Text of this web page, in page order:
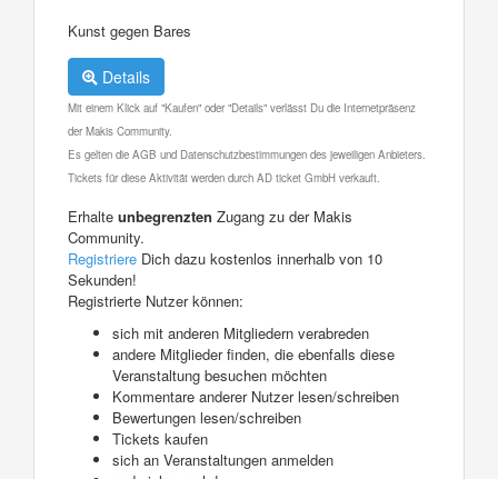
Kunst gegen Bares
Details
Mit einem Klick auf "Kaufen" oder "Details" verlässt Du die Internetpräsenz
der Makis Community.
Es gelten die AGB und Datenschutzbestimmungen des jeweiligen Anbieters.
Tickets für diese Aktivität werden durch AD ticket GmbH verkauft.
Erhalte unbegrenzten Zugang zu der Makis
Community.
Registriere Dich dazu kostenlos innerhalb von 10
Sekunden!
Registrierte Nutzer können:
sich mit anderen Mitgliedern verabreden
andere Mitglieder finden, die ebenfalls diese
Veranstaltung besuchen möchten
Kommentare anderer Nutzer lesen/schreiben
Bewertungen lesen/schreiben
Tickets kaufen
sich an Veranstaltungen anmelden